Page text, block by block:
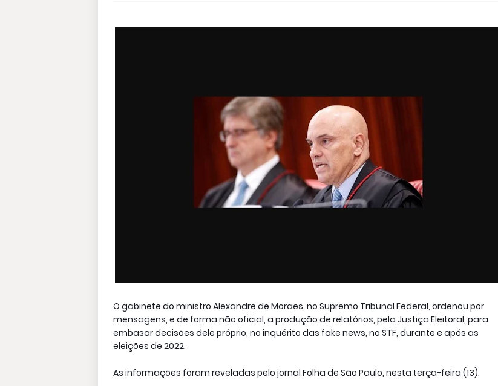
O gabinete do ministro Alexandre de Moraes, no Supremo Tribunal Federal, ordenou por
mensagens, e de forma não oficial, a produção de relatórios, pela Justiça Eleitoral, para
embasar decisões dele próprio, no inquérito das fake news, no STF, durante e após as
eleições de 2022.
As informações foram reveladas pelo jornal Folha de São Paulo, nesta terça-feira (13).